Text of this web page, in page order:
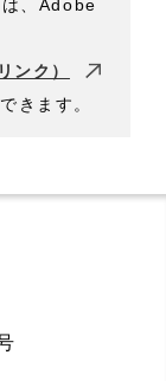
、Adobe
ンク）
きます。